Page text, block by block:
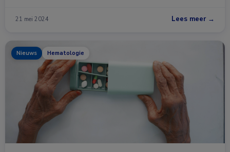
21 mei 2024 Lees meer →
Nieuws Hematologie